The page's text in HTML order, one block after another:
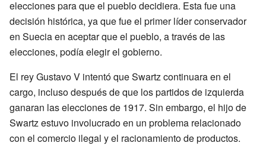
elecciones para que el pueblo decidiera. Esta fue una
decisión histórica, ya que fue el primer líder conservador
en Suecia en aceptar que el pueblo, a través de las
elecciones, podía elegir el gobierno.
El rey Gustavo V intentó que Swartz continuara en el
cargo, incluso después de que los partidos de izquierda
ganaran las elecciones de 1917. Sin embargo, el hijo de
Swartz estuvo involucrado en un problema relacionado
con el comercio ilegal y el racionamiento de productos.